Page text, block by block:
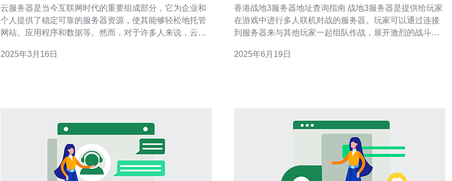
云服务器是当今互联网时代的重要组成部分，它为企业和
个人提供了稳定可靠的服务器资源，使其能够轻松地托管
网站、应用程序和数据等。然而，对于许多人来说，云服
的香港云服务器提供给用户，让您可以永久地享受云服务
2025年3月16日
香港战地3服务器地址查询指南 战地3服务器是提供给玩家
在游戏中进行多人联机对战的服务器。玩家可以通过连接
到服务器来与其他玩家一起组队作战，展开激烈的战斗。
以便更好地体验游戏。不同的服务器可能有不同的玩法、
2025年6月19日